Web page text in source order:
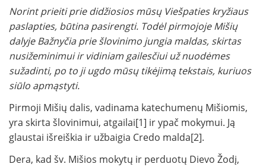
Norint prieiti prie didžiosios mūsų Viešpaties kryžiaus
paslapties, būtina pasirengti. Todėl pirmojoje Mišių
dalyje Bažnyčia prie šlovinimo jungia maldas, skirtas
nusižeminimui ir vidiniam gailesčiui už nuodėmes
sužadinti, po to ji ugdo mūsų tikėjimą tekstais, kuriuos
siūlo apmąstyti.
Pirmoji Mišių dalis, vadinama katechumenų Mišiomis,
yra skirta šlovinimui, atgailai[1] ir ypač mokymui. Ją
glaustai išreiškia ir užbaigia Credo malda[2].
Dera, kad šv. Mišios mokytų ir perduotų Dievo Žodį,